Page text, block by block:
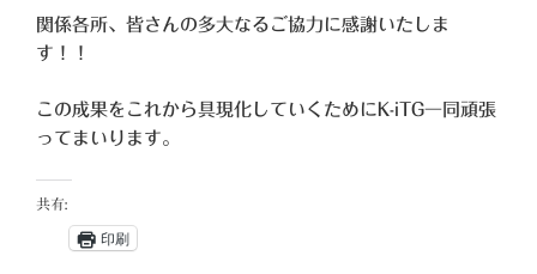
関係各所、皆さんの多大なるご協力に感謝いたしま
す！！
この成果をこれから具現化していくためにK-iTG一同頑張
ってまいります。
共有:
印刷